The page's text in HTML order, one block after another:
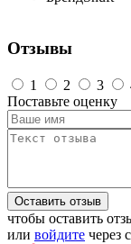
Отзывы
1 2 3
Поставьте оценку
Оставить отзыв
чтобы оставить
или войдите через